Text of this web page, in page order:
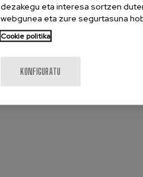
dezakegu eta interesa sortzen
webgunea eta zure segurtasuna
Cookie politika
KONFIGURATU